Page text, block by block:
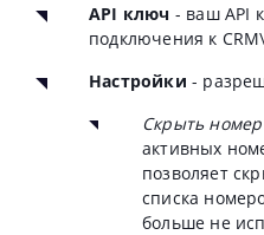
АРI ключ - ваш АРI
подключения к
Настройки -
Скрыть номер
активных
позволяет
списка
больше не